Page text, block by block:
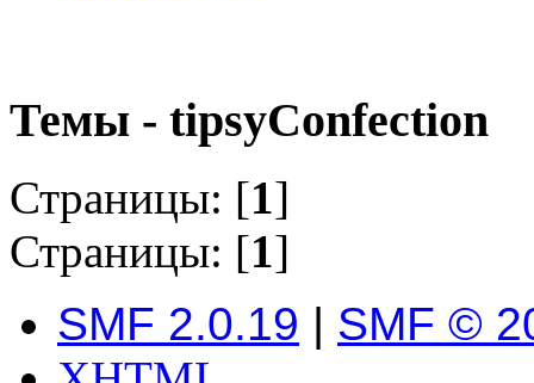
Темы - tipsyConfection
Страницы: [1]
Страницы: [1]
SMF 2.0.19 | SMF ©